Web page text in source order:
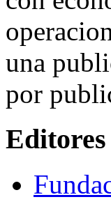
una
por
Editores